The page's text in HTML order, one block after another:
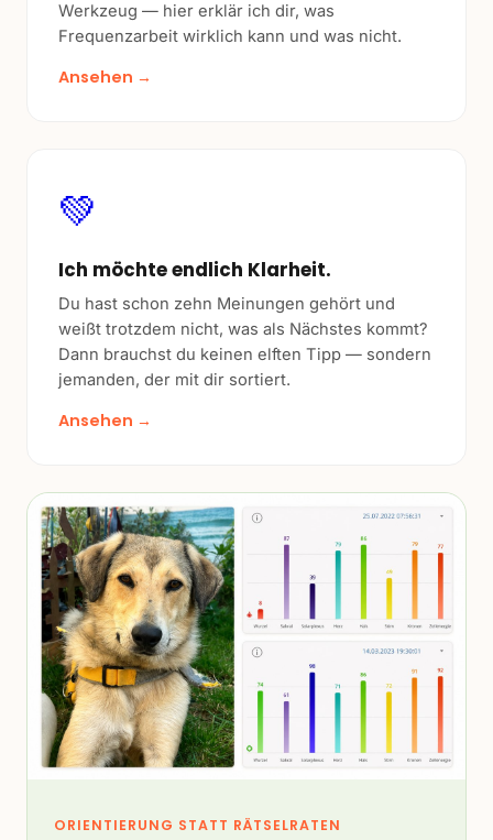
Werkzeug — hier erklär ich dir, was
Frequenzarbeit wirklich kann und was nicht.
Ansehen →
💚
Ich möchte endlich Klarheit.
Du hast schon zehn Meinungen gehört und
weißt trotzdem nicht, was als Nächstes kommt?
Dann brauchst du keinen elften Tipp — sondern
jemanden, der mit dir sortiert.
Ansehen →
ORIENTIERUNG STATT RÄTSELRATEN